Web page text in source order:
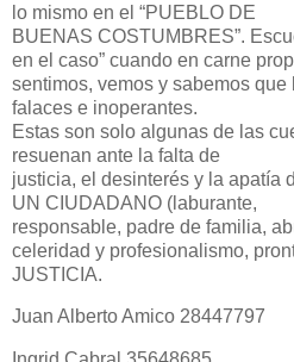
lo mismo en el “PUEBLO DE
BUENAS COSTUMBRES”.
en el caso” cuando en carne
sentimos, vemos y sabemos
falaces e inoperantes.
Estas son solo algunas de las
resuenan ante la falta de
justicia, el desinterés y la apatía
UN CIUDADANO (laburante,
responsable, padre de familia,
celeridad y profesionalismo,
JUSTICIA.
Juan Alberto Amico 28447797